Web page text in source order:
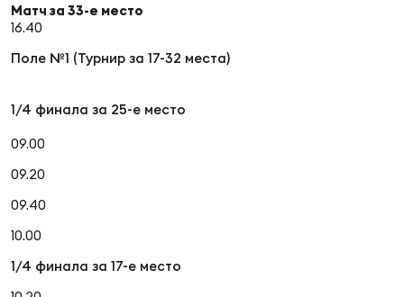
Матч за 33-е место
16.40
Поле №1 (Турнир за 17-32 места)
1/4 финала за 25-е место
09.00
09.20
09.40
10.00
1/4 финала за 17-е место